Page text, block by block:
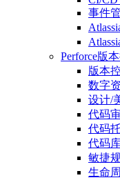
事件
Perforce版
版本
数字
设计/
代码
代码
代码
敏捷
生命